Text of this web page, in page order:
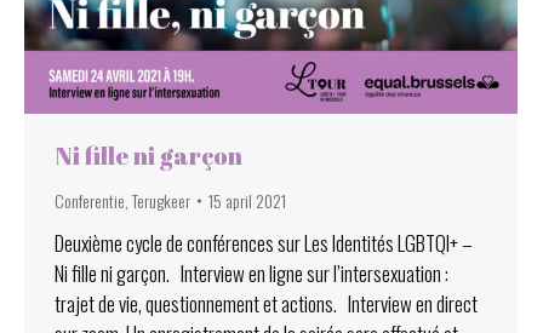
Ni fille ni garçon
Conferentie,Terugkeer 15 april 2021
Deuxième cycle de conférences sur Les Identités LGBTQI+ –
Ni fille ni garçon. Interview en ligne sur l’intersexuation :
trajet de vie, questionnement et actions. Interview en direct